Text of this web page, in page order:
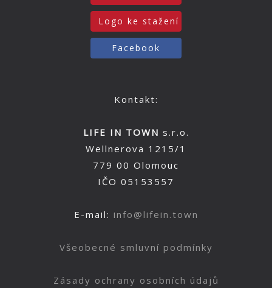
Logo ke stažení
Facebook
Kontakt:
LIFE IN TOWN s.r.o.
Wellnerova 1215/1
779 00 Olomouc
IČO 05153557
E-mail: info@lifein.town
Všeobecné smluvní podmínky
Zásady ochrany osobních údajů